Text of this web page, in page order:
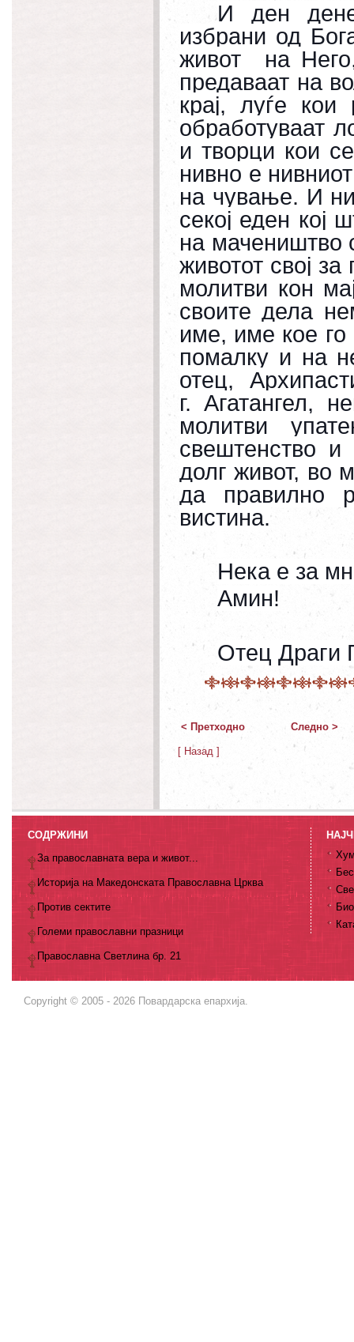
И ден
избрани од
живот
на
предаваат на
крај, луѓе
обработуваат
и творци кои
нивно е
на чување. И
секој еден кој
на мачеништво
животот свој за
молитви кон
своите дела
име, име кое
помалку и на
отец,
г. Агатангел,
молитви
свештенство
долг живот, во
да правилно
вистина.
Нека е за
Амин!
Отец Драги
< Претходно Следно >
[ Назад ]
СОДРЖИНИ
За православната вера и живот...
Историја на Македонската Православна Црква
Против сектите
Големи православни празници
Православна Светлина бр. 21
Copyright © 2005 - 2026 Повардарска епархија.